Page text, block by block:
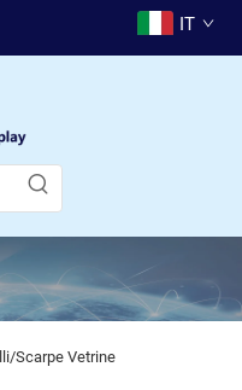
IT
Scarpe Vetrine